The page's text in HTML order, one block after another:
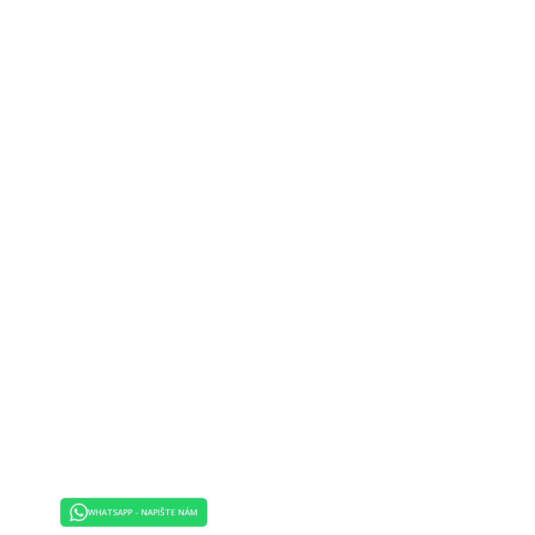
uvedené vybavení)
tyčinky apod.
Sentido Galosol)
piva nebo nealkoholického nápoje
WHATSAPP - NAPIŠTE NÁM